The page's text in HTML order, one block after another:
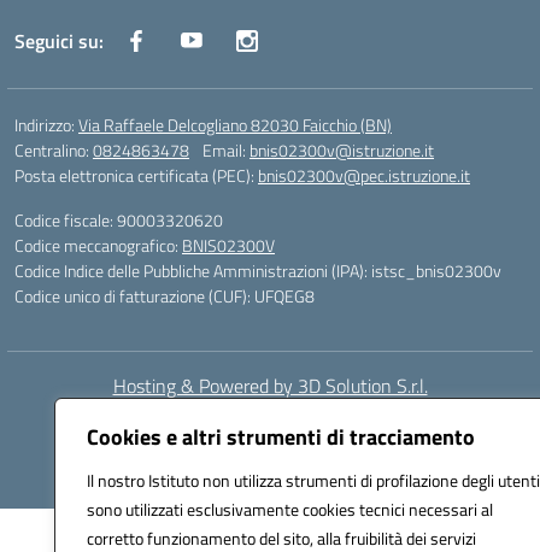
Cookies e altri strumenti di tracciamento
Il nostro Istituto non utilizza strumenti di profilazione degli
sono utilizzati esclusivamente cookies tecnici necessari al
corretto funzionamento del sito, alla fruibilità dei servizi
Seguici su:
Indirizzo:Via Raffaele Delcogliano 82030 Faicchio (BN)
Centralino:0824863478 Email: bnis02300v@istruzione.it
Posta elettronica certificata (PEC): bnis02300v@pec.istruzione.it
Codice fiscale: 90003320620
Codice meccanografico: BNIS02300V
Codice Indice delle Pubbliche Amministrazioni (IPA): istsc_bnis02300v
Codice unico di fatturazione (CUF): UFQEG8
Hosting & Powered by 3D Solution S.r.l.